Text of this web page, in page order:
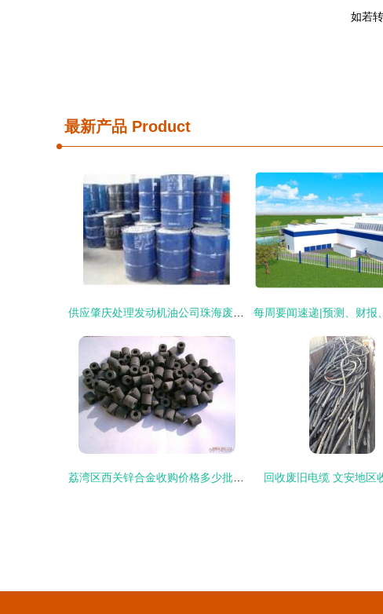
如若
最新产品 Product
回收废旧电缆 文安地区